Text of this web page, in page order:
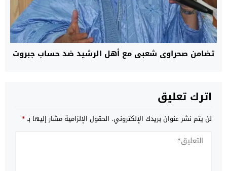
تضامن صحراوي شعبي مع أهل الرشيد ضد حساب جبروت
اترك تعليق
لن يتم نشر عنوان بريدك الإلكتروني. الحقول الإلزامية مشار إليها بـ*